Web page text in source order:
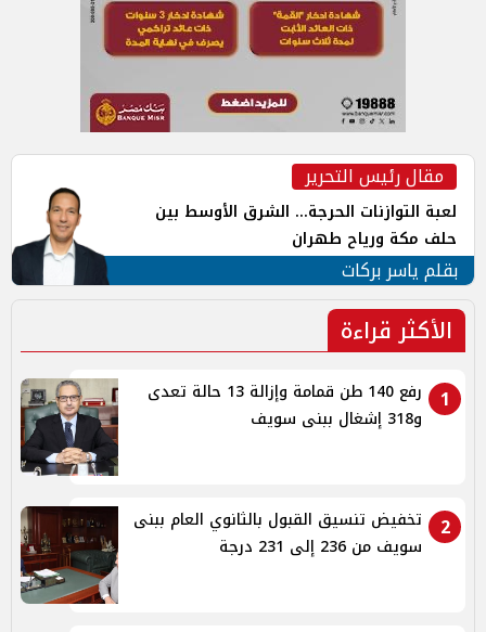
مقال رئيس التحرير
لعبة التوازنات الحرجة... الشرق الأوسط بين
حلف مكة ورياح طهران
بقلم ياسر بركات
الأكثر قراءة
1
رفع 140 طن قمامة وإزالة 13 حالة تعدى
و318 إشغال ببنى سويف
2
تخفيض تنسيق القبول بالثانوي العام ببنى
سويف من 236 إلى 231 درجة